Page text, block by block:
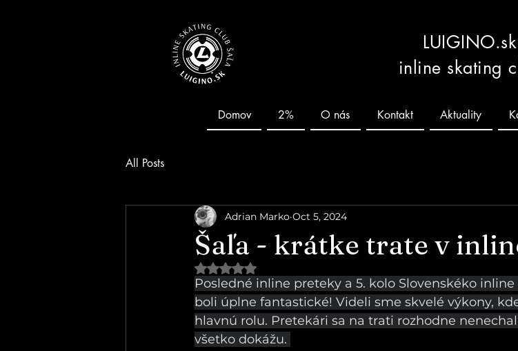
LUIGINO.sk
inline skating
Domov 2% O nás Kontakt Aktuality
All Posts
Šaľa - krátke trate v
Adrian Marko Oct 5, 2024
Hodnotenie NaN z 5 hviezdičiek.
Posledné inline preteky a 5. kolo Slovenskéko
boli úplne fantastické! Videli sme skvelé výkony,
hlavnú rolu. Pretekári sa na trati rozhodne
všetko dokážu.